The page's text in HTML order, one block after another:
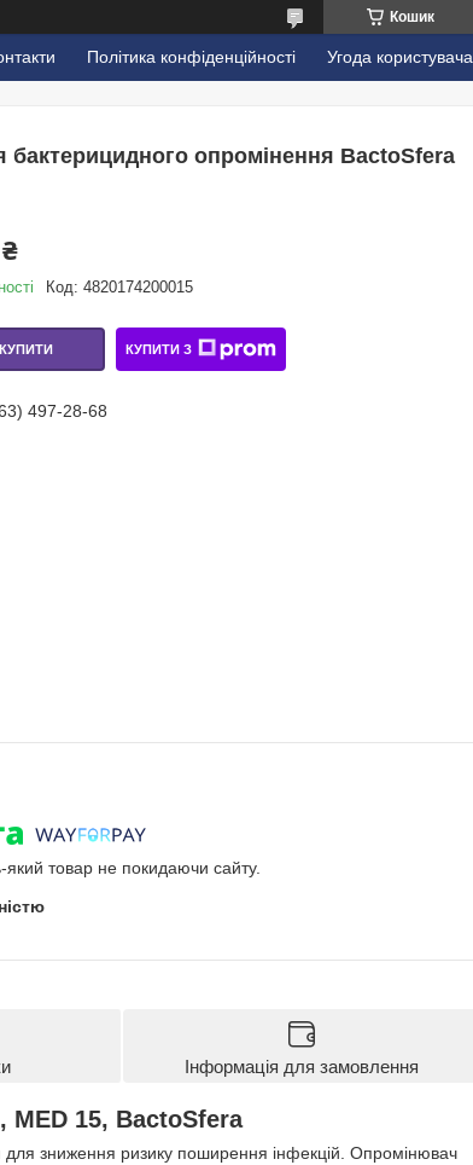
Кошик
Політика конфіденційності Угода користувача
опромінення BactoSfera
Код: 4820174200015
КУПИТИ КУПИТИ З
497-28-68
який товар не покидаючи сайту.
Інформація для замовлення
MED 15, BactoSfera
зниження ризику поширення інфекцій. Опромінювач